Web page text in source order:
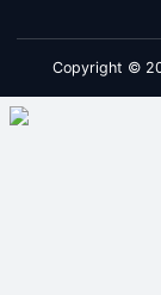
Copyright ©